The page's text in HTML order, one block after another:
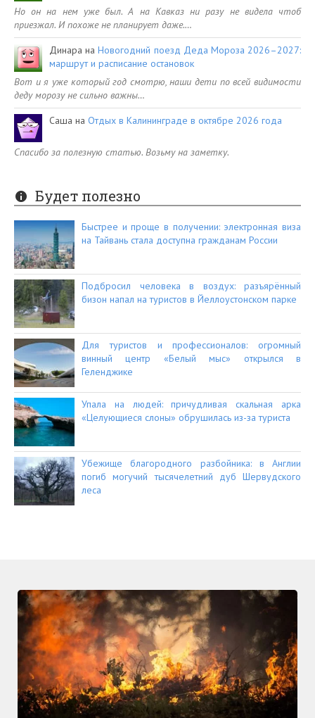
Но он на нем уже был. А на Кавказ ни разу не видела чтоб
приезжал. И похоже не планирует даже.…
Динара наНовогодний поезд Деда Мороза 2026–2027:
маршрут и расписание остановок
Вот и я уже который год смотрю, наши дети по всей видимости
деду морозу не сильно важны…
Саша на Отдых в Калининграде в октябре 2026 года
Спасибо за полезную статью. Возьму на заметку.
Будет полезно
Быстрее и проще в получении: электронная виза
на Тайвань стала доступна гражданам России
Подбросил человека в воздух: разъярённый
бизон напал на туристов в Йеллоустонском парке
Для туристов и профессионалов: огромный
винный центр «Белый мыс» открылся в
Геленджике
Упала на людей: причудливая скальная арка
«Целующиеся слоны» обрушилась из-за туриста
Убежище благородного разбойника: в Англии
погиб могучий тысячелетний дуб Шервудского
леса